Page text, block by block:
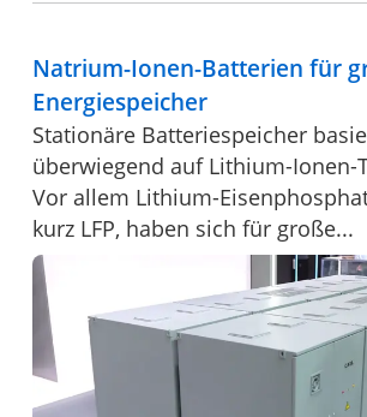
Natrium-Ionen-Batterien für
Energiespeicher
Stationäre Batteriespeicher
überwiegend auf Lithium-Ionen-
Vor allem Lithium-
kurz LFP, haben sich für große...